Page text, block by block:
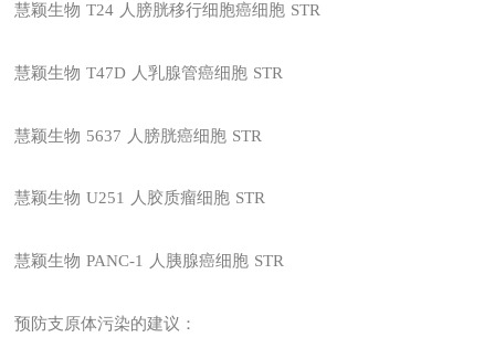
慧颖生物 T24 人膀胱移行细胞癌细胞 STR
慧颖生物 T47D 人乳腺管癌细胞 STR
慧颖生物 5637 人膀胱癌细胞 STR
慧颖生物 U251 人胶质瘤细胞 STR
慧颖生物 PANC-1 人胰腺癌细胞 STR
预防支原体污染的建议：